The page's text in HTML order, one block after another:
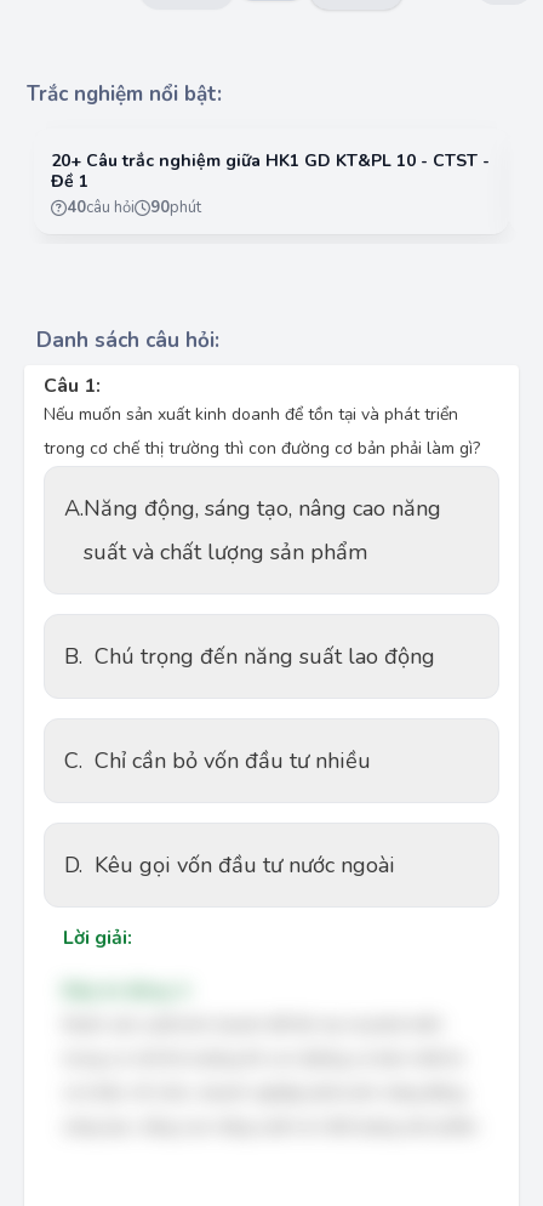
Trắc nghiệm nổi bật:
20+ Câu trắc nghiệm giữa HK1 GD KT&PL 10 - CTST -
Đề 1
40câu hỏi 90phút
Danh sách câu hỏi:
Câu 1:
Nếu muốn sản xuất kinh doanh để tồn tại và phát triển
trong cơ chế thị trường thì con đường cơ bản phải làm gì?
A.Năng động, sáng tạo, nâng cao năng
suất và chất lượng sản phẩm
B. Chú trọng đến năng suất lao động
C. Chỉ cần bỏ vốn đầu tư nhiều
D. Kêu gọi vốn đầu tư nước ngoài
Lời giải: